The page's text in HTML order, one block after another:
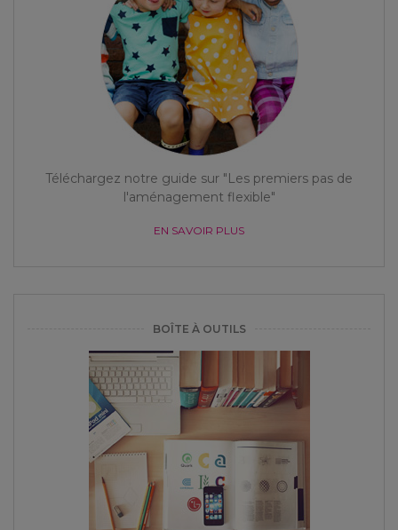
Téléchargez notre guide sur "Les premiers pas de
l'aménagement flexible"
EN SAVOIR PLUS
BOÎTE À OUTILS